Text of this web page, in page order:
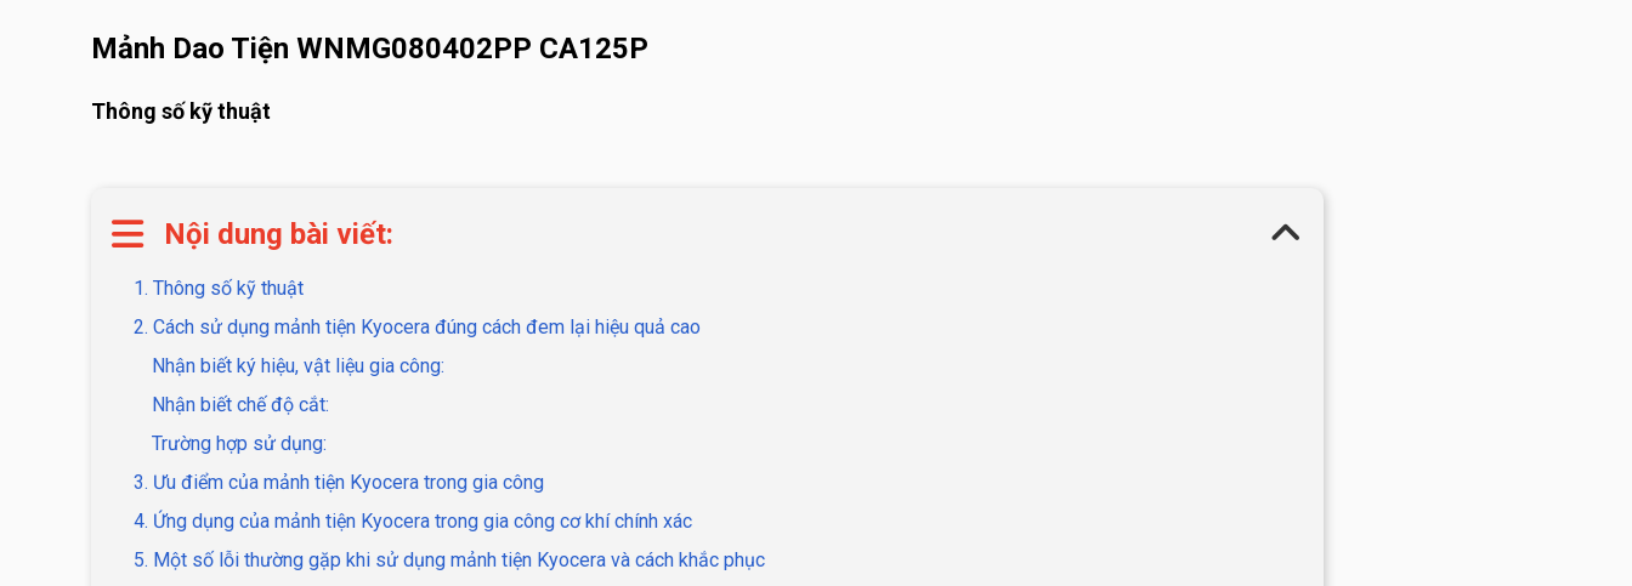
Mảnh Dao Tiện WNMG080402PP CA125P
Thông số kỹ thuật
Nội dung bài viết:
1. Thông số kỹ thuật
2. Cách sử dụng mảnh tiện Kyocera đúng cách đem lại hiệu quả cao
Nhận biết ký hiệu, vật liệu gia công:
Nhận biết chế độ cắt:
Trường hợp sử dụng:
3. Ưu điểm của mảnh tiện Kyocera trong gia công
4. Ứng dụng của mảnh tiện Kyocera trong gia công cơ khí chính xác
5. Một số lỗi thường gặp khi sử dụng mảnh tiện Kyocera và cách khắc phục